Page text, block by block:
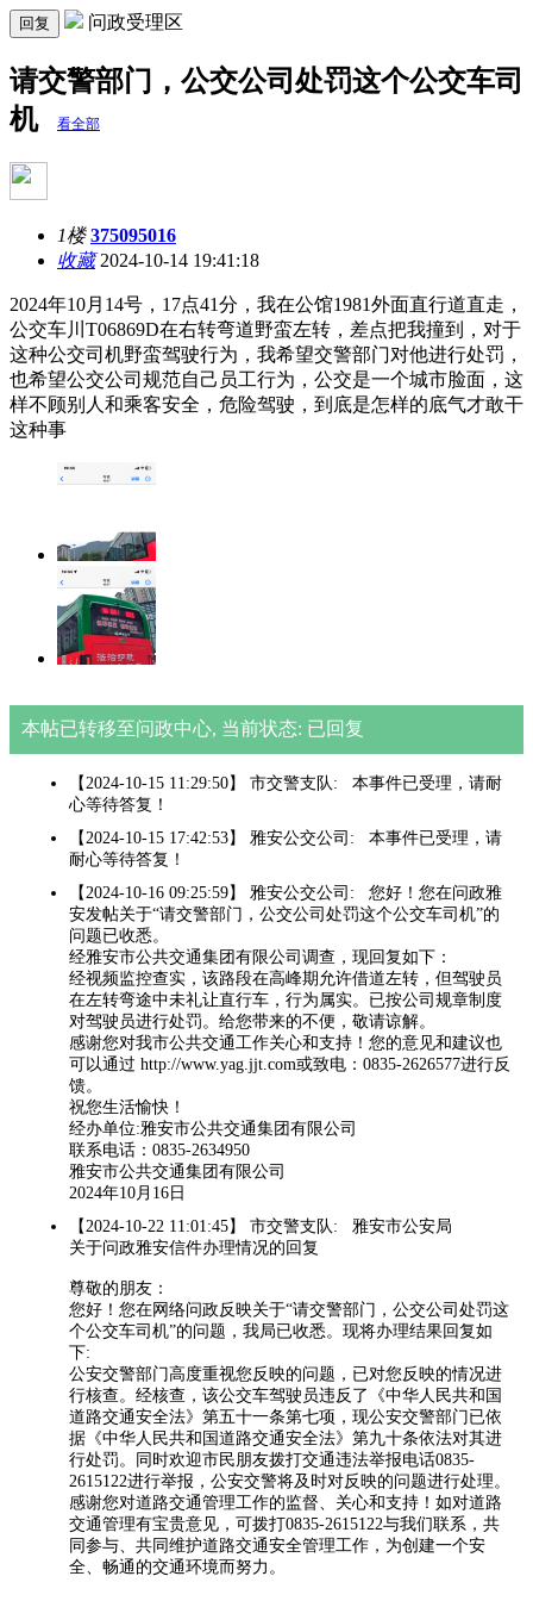
回复 问政受理区
请交警部门，公交公司处罚这个公交车司
机
看全部
1楼 375095016
收藏2024-10-14 19:41:18
2024年10月14号，17点41分，我在公馆1981外面直行道直走，
公交车川T06869D在右转弯道野蛮左转，差点把我撞到，对于
这种公交司机野蛮驾驶行为，我希望交警部门对他进行处罚，
也希望公交公司规范自己员工行为，公交是一个城市脸面，这
样不顾别人和乘客安全，危险驾驶，到底是怎样的底气才敢干
这种事
本帖已转移至问政中心, 当前状态: 已回复
【2024-10-15 11:29:50】 市交警支队: 本事件已受理，请耐
心等待答复！
【2024-10-15 17:42:53】 雅安公交公司: 本事件已受理，请
耐心等待答复！
【2024-10-16 09:25:59】 雅安公交公司: 您好！您在问政雅
安发帖关于“请交警部门，公交公司处罚这个公交车司机”的
问题已收悉。
经雅安市公共交通集团有限公司调查，现回复如下：
经视频监控查实，该路段在高峰期允许借道左转，但驾驶员
在左转弯途中未礼让直行车，行为属实。已按公司规章制度
对驾驶员进行处罚。给您带来的不便，敬请谅解。
感谢您对我市公共交通工作关心和支持！您的意见和建议也
可以通过 http://www.yag.jjt.com或致电：0835-2626577进行反
馈。
祝您生活愉快！
经办单位:雅安市公共交通集团有限公司
联系电话：0835-2634950
雅安市公共交通集团有限公司
2024年10月16日
【2024-10-22 11:01:45】 市交警支队: 雅安市公安局
关于问政雅安信件办理情况的回复
尊敬的朋友：
您好！您在网络问政反映关于“请交警部门，公交公司处罚这
个公交车司机”的问题，我局已收悉。现将办理结果回复如
下:
公安交警部门高度重视您反映的问题，已对您反映的情况进
行核查。经核查，该公交车驾驶员违反了《中华人民共和国
道路交通安全法》第五十一条第七项，现公安交警部门已依
据《中华人民共和国道路交通安全法》第九十条依法对其进
行处罚。同时欢迎市民朋友拨打交通违法举报电话0835-
2615122进行举报，公安交警将及时对反映的问题进行处理。
感谢您对道路交通管理工作的监督、关心和支持！如对道路
交通管理有宝贵意见，可拨打0835-2615122与我们联系，共
同参与、共同维护道路交通安全管理工作，为创建一个安
全、畅通的交通环境而努力。